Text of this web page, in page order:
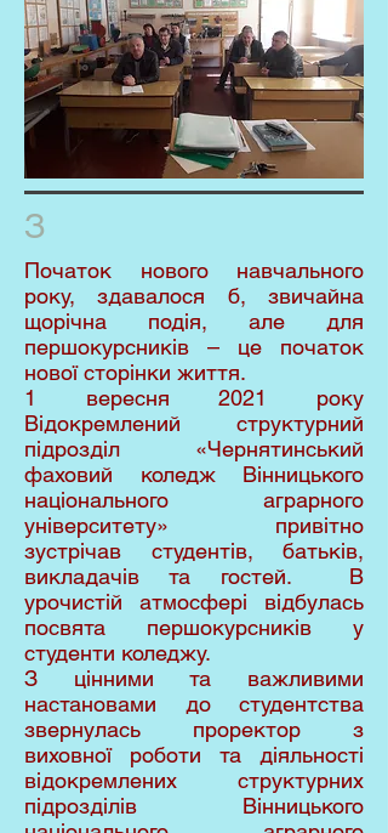
З
Початок нового навчального
року, здавалося б, звичайна
щорічна подія, але для
першокурсників – це початок
нової сторінки життя.
1 вересня 2021 року
Відокремлений структурний
підрозділ «Чернятинський
фаховий коледж Вінницького
національного аграрного
університету» привітно
зустрічав студентів, батьків,
викладачів та гостей. В
урочистій атмосфері відбулась
посвята першокурсників у
студенти коледжу.
З цінними та важливими
настановами до студентства
звернулась проректор з
виховної роботи та діяльності
відокремлених структурних
підрозділів Вінницького